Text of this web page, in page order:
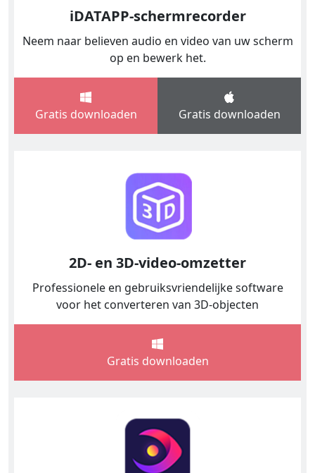
iDATAPP-schermrecorder
Neem naar believen audio en video van uw scherm
op en bewerk het.
Gratis downloaden Gratis downloaden
2D- en 3D-video-omzetter
Professionele en gebruiksvriendelijke software
voor het converteren van 3D-objecten
Gratis downloaden